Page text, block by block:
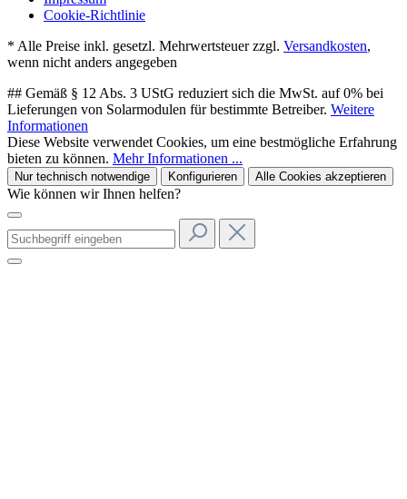
Cookie-Richtlinie
* Alle Preise inkl. gesetzl. Mehrwertsteuer zzgl. Versandkosten,
wenn nicht anders angegeben
## Gemäß § 12 Abs. 3 UStG reduziert sich die MwSt. auf 0% bei
Lieferungen von Solarmodulen für bestimmte Betreiber. Weitere
Informationen
Diese Website verwendet Cookies, um eine bestmögliche Erfahrung
bieten zu können. Mehr Informationen ...
Nur technisch notwendige Konfigurieren Alle Cookies akzeptieren
Wie können wir Ihnen helfen?